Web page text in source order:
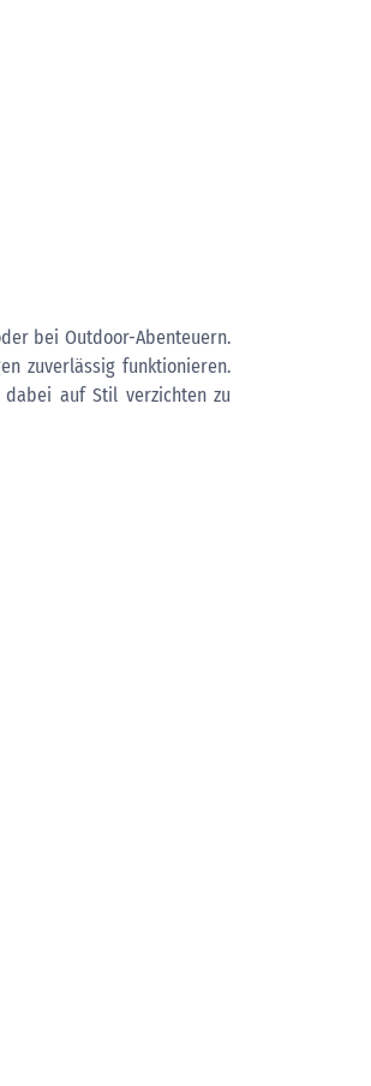
bei Outdoor-Abenteuern.
zuverlässig funktionieren.
auf Stil verzichten zu